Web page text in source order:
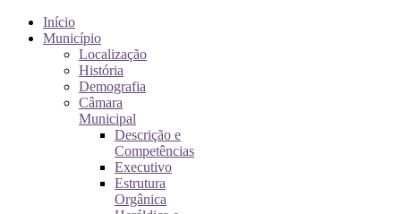
Início
Município
Localização
História
Demografia
Câmara
Municipal
Descrição e
Competências
Executivo
Estrutura
Orgânica